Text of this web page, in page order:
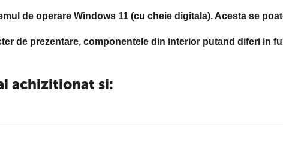
de operare Windows 11 (cu cheie digitala). Acesta se
de prezentare, componentele din interior putand diferi in
achizitionat si: